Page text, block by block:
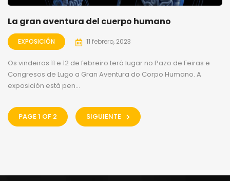
La gran aventura del cuerpo humano
EXPOSICIÓN 11 febrero, 2023
Os vindeiros 11 e 12 de febreiro terá lugar no Pazo de Feiras e
Congresos de Lugo a Gran Aventura do Corpo Humano. A
exposición está pen...
PAGE 1 OF 2 SIGUIENTE